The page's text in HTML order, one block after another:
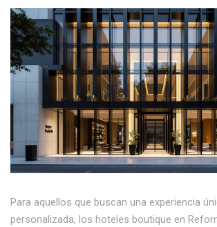
Para aquellos que buscan una experiencia
personalizada, los hoteles boutique en